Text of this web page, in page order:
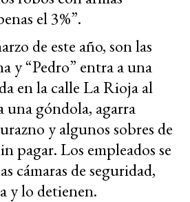
el 3%”.
de este año, son las
y “Pedro” entra a una
en la calle La Rioja al
una góndola, agarra
y algunos sobres de
pagar. Los empleados se
cámaras de seguridad,
y lo detienen.